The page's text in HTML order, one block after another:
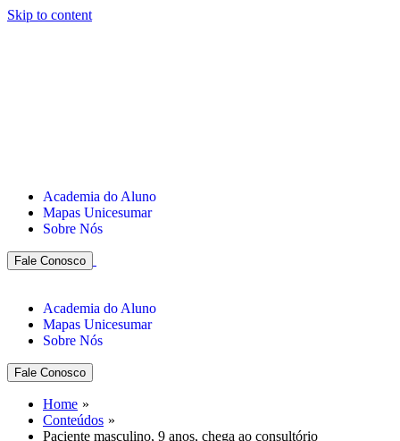
Skip to content
Academia do Aluno
Mapas Unicesumar
Sobre Nós
Fale Conosco
Academia do Aluno
Mapas Unicesumar
Sobre Nós
Fale Conosco
Home
Conteúdos
Paciente masculino, 9 anos, chega ao consultório